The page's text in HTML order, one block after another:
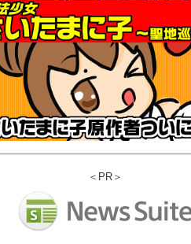
＜PR＞